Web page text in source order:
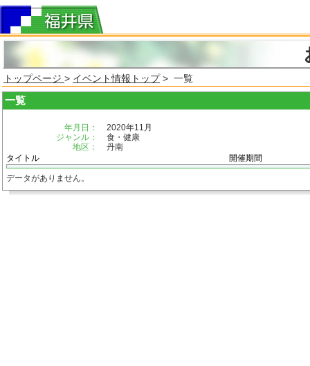
トップページ > イベント情報トップ> 一覧
一覧
年月日：
2020年11月
ジャンル：
食・健康
地区：
丹南
タイトル
開催期間
データがありません。